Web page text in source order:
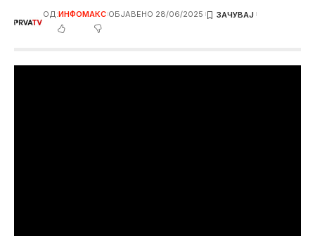
ОД:ИНФОМАКС ОБЈАВЕНО 28/06/2025